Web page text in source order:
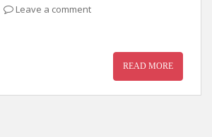
Leave a comment
READ MORE